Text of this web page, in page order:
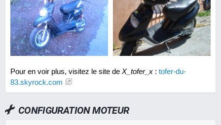
Pour en voir plus, visitez le site de X_tofer_x : tofer-du-
83.skyrock.com
CONFIGURATION MOTEUR